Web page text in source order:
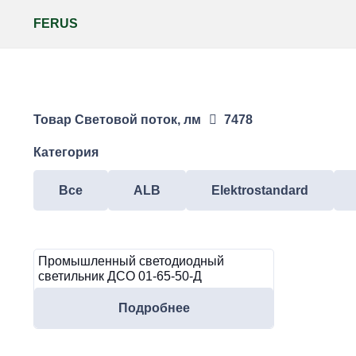
FERUS
Товар Световой поток, лм 7478
Категория
Все ALB Elektrostandard
Промышленный светодиодный
светильник ДСО 01-65-50-Д
Подробнее